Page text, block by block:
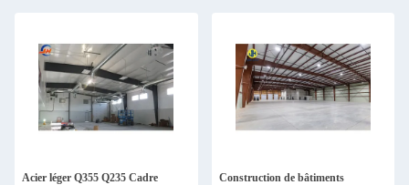
Acier léger Q355 Q235 Cadre
Construction de bâtiments